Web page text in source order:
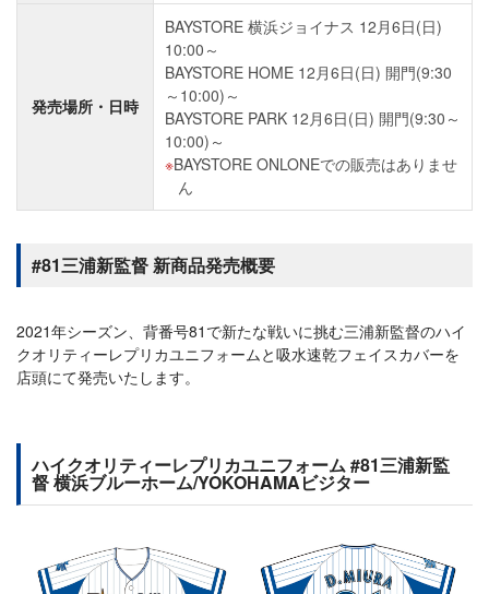
発売場所・日時
BAYSTORE 横浜ジョイナス 12月6日(日)
10:00～
BAYSTORE HOME 12月6日(日) 開門(9:30
～10:00)～
BAYSTORE PARK 12月6日(日) 開門(9:30～
10:00)～
BAYSTORE ONLONEでの販売はありませ
ん
#81三浦新監督 新商品発売概要
2021年シーズン、背番号81で新たな戦いに挑む三浦新監督のハイ
クオリティーレプリカユニフォームと吸水速乾フェイスカバーを
店頭にて発売いたします。
ハイクオリティーレプリカユニフォーム #81三浦新監
督 横浜ブルーホーム/YOKOHAMAビジター